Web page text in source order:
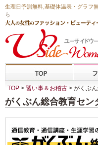
生理日予測無料 基礎体温表・グラフ
ら
TOP > 習い事＆お稽古 > がくぶ
がくぶん総合教育セン